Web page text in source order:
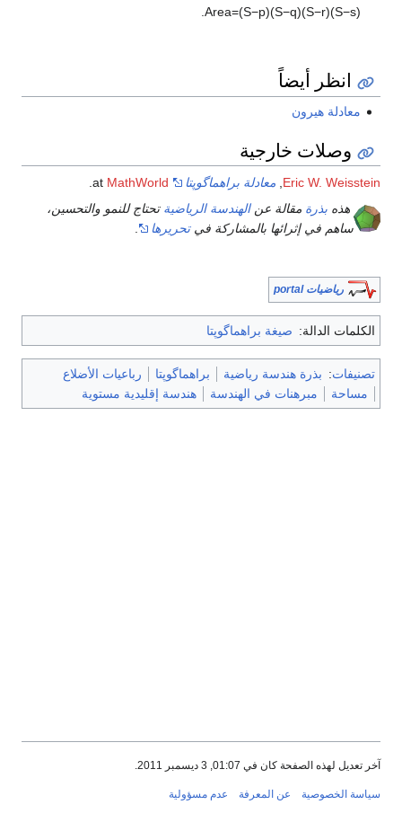
Area=(S−p)(S−q)(S−r)(S−s)
انظر أيضاً
معادلة هيرون
وصلات خارجية
Eric W. Weisstein
, معادلة براهماگوپتا MathWorld
.
هذه بذرة مقالة عنالهندسة الرياضية تحتاج للنمو والتحسين،
ساهم في إثرائها بالمشاركة فيتحريرها .
رياضيات portal
الكلمات الدالة: صيغة براهماگوپتا
تصنيفات: بذرة هندسة رياضية براهماگوپتا
رباعيات الأضلاع
مساحة
مبرهنات في الهندسة هندسة إقليدية مستوية
آخر تعديل لهذه الصفحة كان في 01:07, 3 ديسمبر 2011.
سياسة الخصوصية عن المعرفة عدم مسؤولية